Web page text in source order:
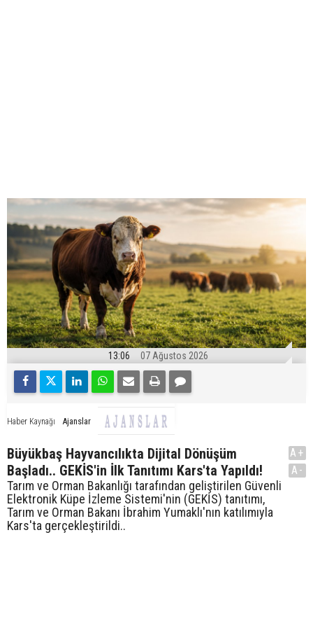
13:06 07 Ağustos 2026
Haber Kaynağı Ajanslar
Büyükbaş Hayvancılıkta Dijital Dönüşüm
Başladı.. GEKİS'in İlk Tanıtımı Kars'ta Yapıldı!
Tarım ve Orman Bakanlığı tarafından geliştirilen Güvenli
Elektronik Küpe İzleme Sistemi'nin (GEKİS) tanıtımı,
Tarım ve Orman Bakanı İbrahim Yumaklı'nın katılımıyla
Kars'ta gerçekleştirildi..
A+
A-